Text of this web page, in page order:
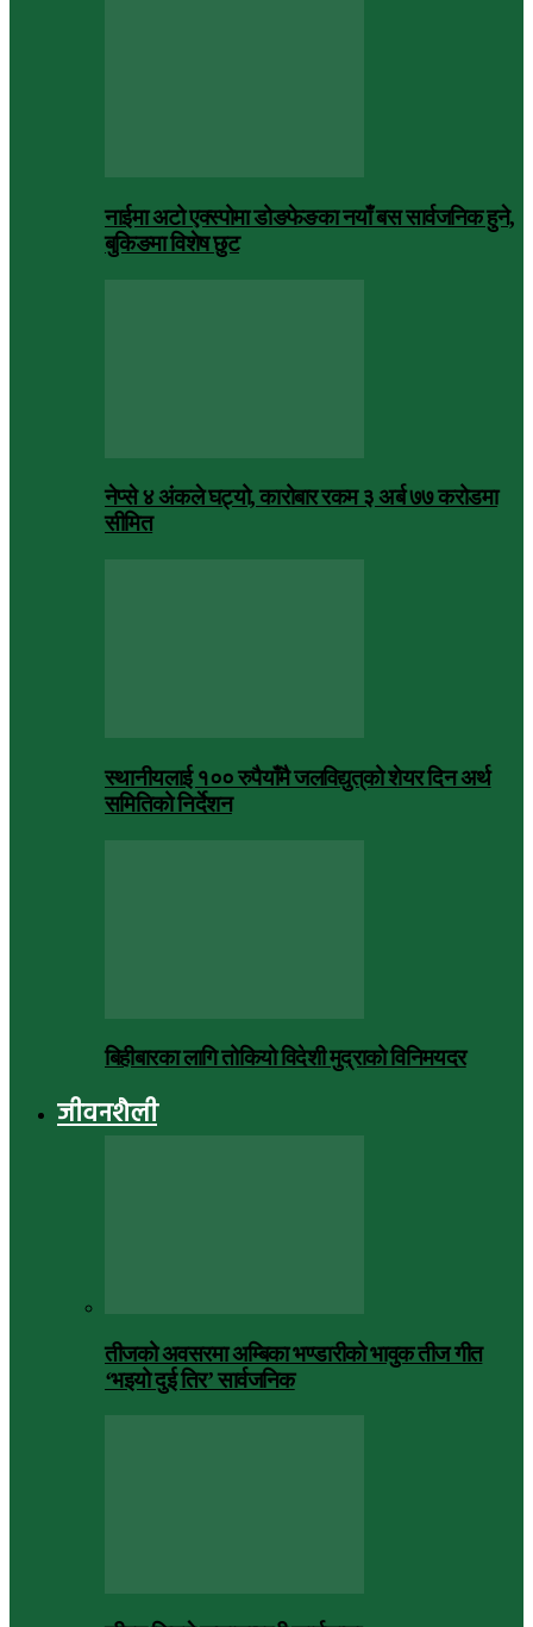
नाईमा अटो एक्स्पोमा डोङफेङका नयाँ बस सार्वजनिक हुने,
बुकिङमा विशेष छुट
नेप्से ४ अंकले घट्यो, कारोबार रकम ३ अर्ब ७७ करोडमा
सीमित
स्थानीयलाई १०० रुपैयाँमै जलविद्युत्‌को शेयर दिन अर्थ
समितिको निर्देशन
बिहीबारका लागि तोकियो विदेशी मुद्राको विनिमयदर
जीवनशैली
तीजको अवसरमा अम्बिका भण्डारीको भावुक तीज गीत
‘भइयो दुई तिर’ सार्वजनिक